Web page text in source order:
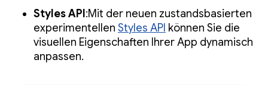
Styles API :Mit der neuen zustandsbasierten
experimentellen Styles API können Sie die
visuellen Eigenschaften Ihrer App dynamisch
anpassen.